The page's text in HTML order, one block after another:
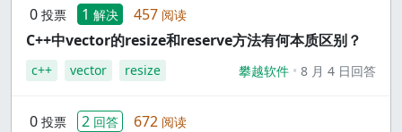
0 投票 1 解决 457 阅读
C++中vector的resize和reserve方法有何本质区别？
c++ vector resize 攀越软件 8 月 4 日回答
0 投票 2 回答 672 阅读